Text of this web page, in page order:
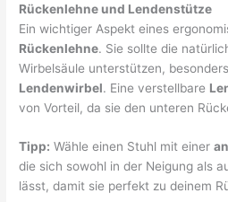
Rückenlehne und Lendenstütze
Ein wichtiger Aspekt eines
Rückenlehne. Sie sollte die
Wirbelsäule unterstützen,
Lendenwirbel. Eine verstellbare
von Vorteil, da sie den unteren
Tipp: Wähle einen Stuhl mit einer
die sich sowohl in der Neigung als
lässt, damit sie perfekt zu deinem